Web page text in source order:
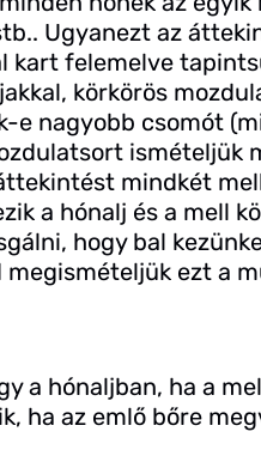
Ugyanezt az
kart felemelve
körkörös
e nagyobb csomót
ismételjük
mindkét
a hónalj és a mell
hogy bal
ezt a
a hónaljban, ha a
ha az emlő bőre